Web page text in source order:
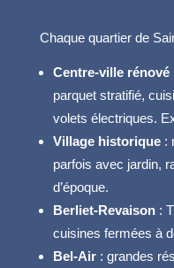
Chaque quartier de
Centre-ville rénové
parquet stratifié,
volets électriques.
Village historique:
parfois avec jardin,
d’époque.
Berliet-Revaison:
cuisines fermées à
Bel-Air: grandes